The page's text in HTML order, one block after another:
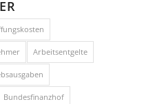
Arbeitsentgelte
Bundesfinanzhof